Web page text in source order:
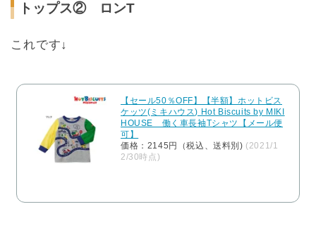
トップス② ロンT
これです↓
【セール50％OFF】【半額】ホットビス
ケッツ(ミキハウス) Hot Biscuits by MIKI
HOUSE 働く車長袖Tシャツ【メール便
可】
価格：2145円（税込、送料別) (2021/1
2/30時点)